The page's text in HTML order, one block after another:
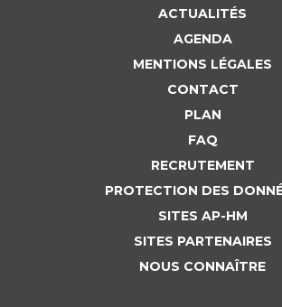
ACTUALITÉS
AGENDA
MENTIONS LÉGALES
CONTACT
PLAN
FAQ
RECRUTEMENT
PROTECTION DES
SITES AP-HM
SITES PARTENAIRES
NOUS CONNAÎTRE